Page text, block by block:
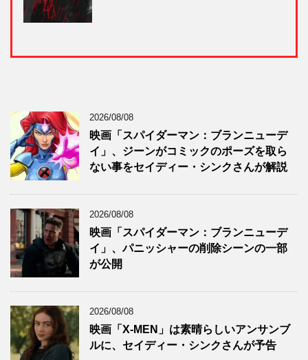
2026/08/08
映画「スパイダーマン：ブランニューデ
イ」、ジーンがコミックのポーズを取ら
ない事をセイディー・シンクさんが解説
2026/08/08
映画「スパイダーマン：ブランニューデ
イ」、パニッシャーの削除シーンの一部
が公開
2026/08/08
映画「X-MEN」は素晴らしいアンサンブ
ルに、セイディー・シンクさんが予告